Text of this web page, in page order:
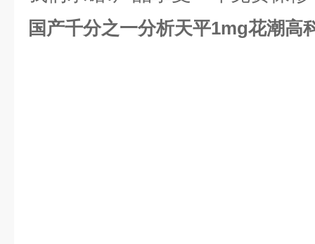
国产千分之一分析天平1mg花潮高